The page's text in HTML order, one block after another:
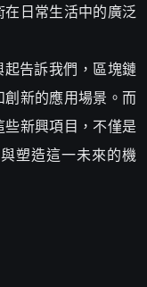
日常生活中的廣泛
告訴我們，區塊鏈
新的應用場景。而
新興項目，不僅是
塑造這一未來的機